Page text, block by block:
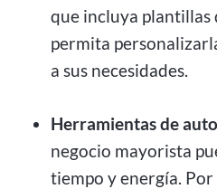
que incluya
permita
a sus necesidades.
Herramientas de
negocio mayorista
tiempo y energía.